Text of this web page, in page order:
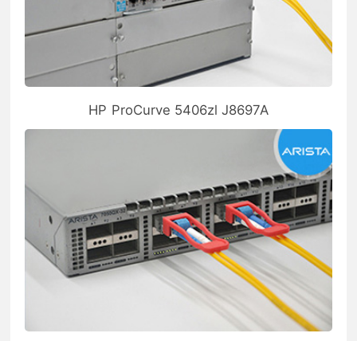
HP ProCurve 5406zl J8697A